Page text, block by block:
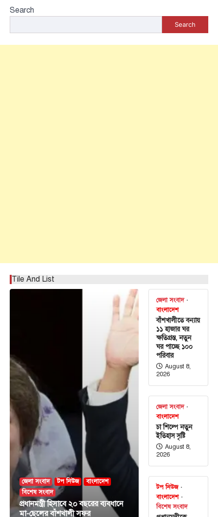
Search
Search
Tile And List
জেলা সংবাদ টপ নিউজ
বাংলাদেশ
বিশেষ সংবাদ
প্রধানমন্ত্রী হিসাবে ২০ বছরের ব্যবধানে
মা-ছেলের বাঁশখালী সফর
জেলা সংবাদ
বাংলাদেশ
বাঁশখালীতে বন্যায়
১১ হাজার ঘর
ক্ষতিগ্রস্ত, নতুন
ঘর পাচ্ছে ১০০
পরিবার
August 8,
2026
জেলা সংবাদ
বাংলাদেশ
চা শিল্পে নতুন
ইতিহাস সৃষ্টি
August 8,
2026
টপ নিউজ
বাংলাদেশ
বিশেষ সংবাদ